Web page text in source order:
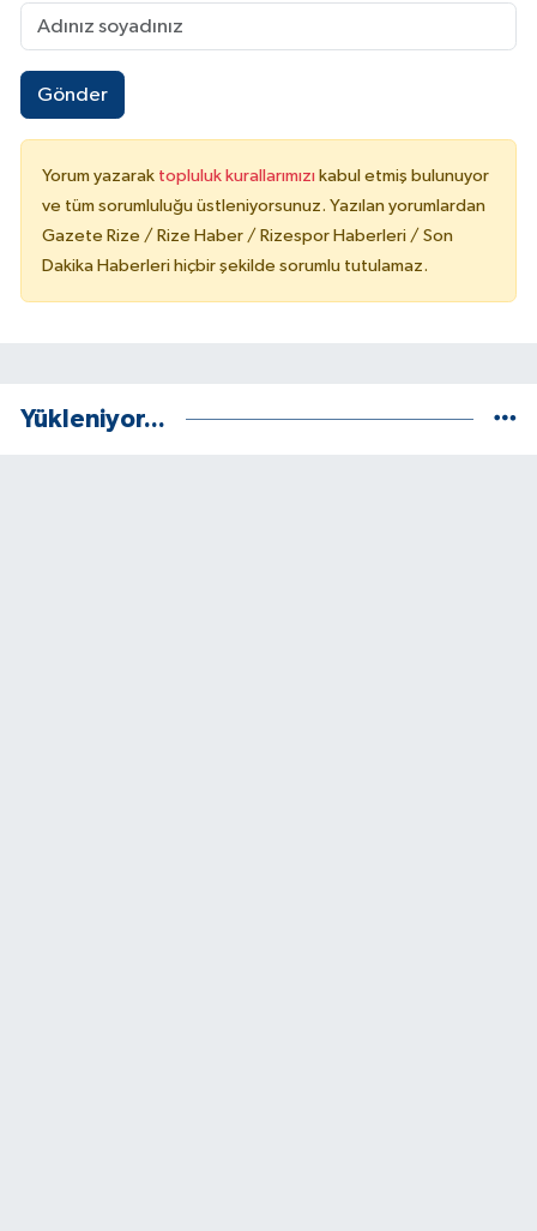
Gönder
Yorum yazarak topluluk kurallarımızı kabul etmiş bulunuyor
ve tüm sorumluluğu üstleniyorsunuz. Yazılan yorumlardan
Gazete Rize / Rize Haber / Rizespor Haberleri / Son
Dakika Haberleri hiçbir şekilde sorumlu tutulamaz.
Yükleniyor...